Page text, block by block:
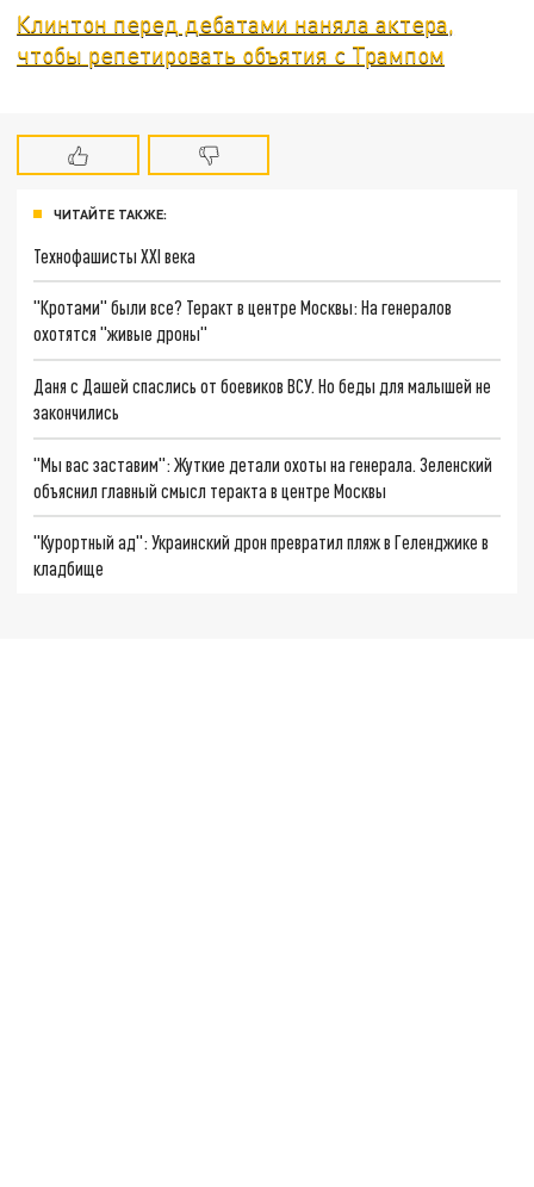
Клинтон перед дебатами наняла актера,
чтобы репетировать объятия с Трампом
ЧИТАЙТЕ ТАКЖЕ:
Технофашисты XXI века
"Кротами" были все? Теракт в центре Москвы: На генералов
охотятся "живые дроны"
Даня с Дашей спаслись от боевиков ВСУ. Но беды для малышей не
закончились
"Мы вас заставим": Жуткие детали охоты на генерала. Зеленский
объяснил главный смысл теракта в центре Москвы
"Курортный ад": Украинский дрон превратил пляж в Геленджике в
кладбище